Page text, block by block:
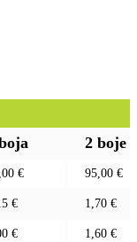
2 boje
€ 95,00 €
€ 1,70 €
€ 1,60 €